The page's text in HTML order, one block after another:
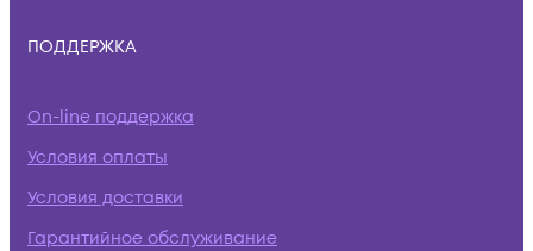
ПОДДЕРЖКА
On-line поддержка
Условия оплаты
Условия доставки
Гарантийное обслуживание